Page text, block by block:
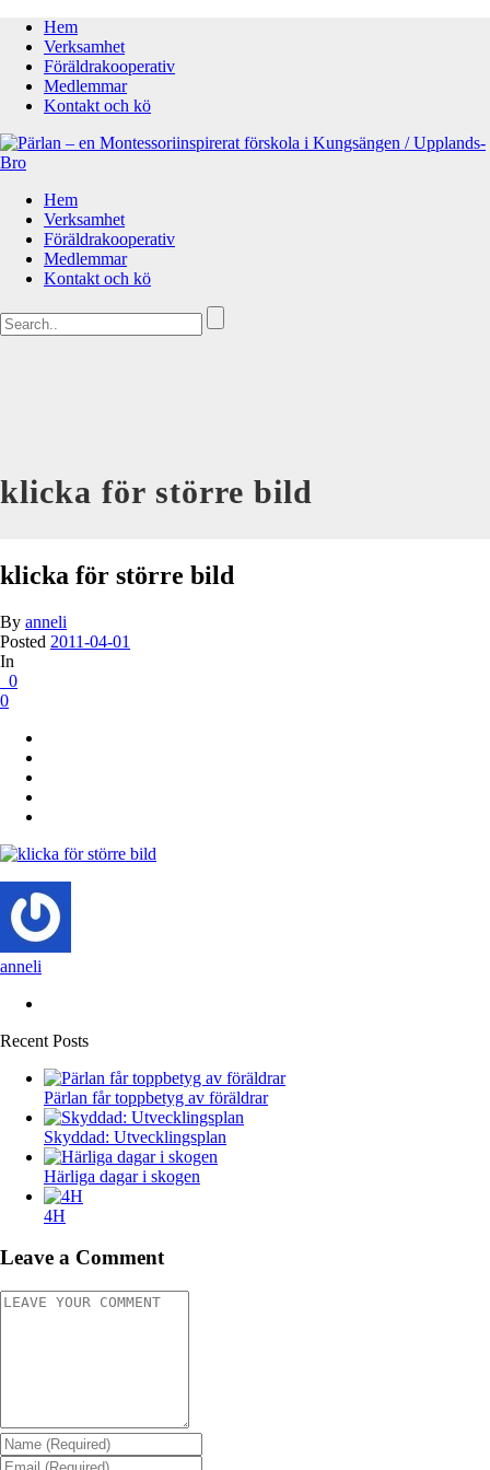
Hem
Verksamhet
Föräldrakooperativ
Medlemmar
Kontakt och kö
Hem
Verksamhet
Föräldrakooperativ
Medlemmar
Kontakt och kö
klicka för större bild
klicka för större bild
By anneli
Posted 2011-04-01
In
0
0
anneli
Recent Posts
Pärlan får toppbetyg av föräldrar
Skyddad: Utvecklingsplan
Härliga dagar i skogen
4H
Leave a Comment